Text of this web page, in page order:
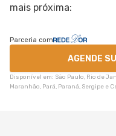
mais próxima:
Parceria com
AGENDE
Disponível em: São Paulo, Rio de
Maranhão, Pará, Paraná, Sergipe e